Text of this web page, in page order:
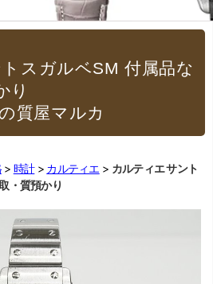
スガルベSM 付属品な
り
の質屋マルカ
時計 カルティエ
カルティエ サント
・質預かり